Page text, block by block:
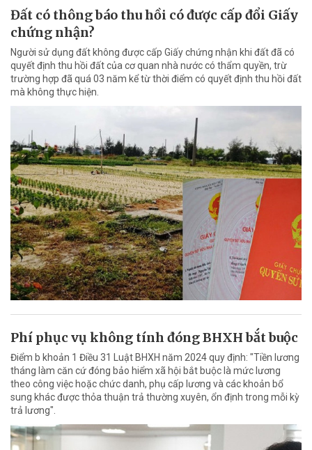
Đất có thông báo thu hồi có được cấp đổi Giấy
chứng nhận?
Người sử dụng đất không được cấp Giấy chứng nhận khi đất đã có
quyết định thu hồi đất của cơ quan nhà nước có thẩm quyền, trừ
trường hợp đã quá 03 năm kể từ thời điểm có quyết định thu hồi đất
mà không thực hiện.
Phí phục vụ không tính đóng BHXH bắt buộc
Điểm b khoản 1 Điều 31 Luật BHXH năm 2024 quy định: "Tiền lương
tháng làm căn cứ đóng bảo hiểm xã hội bắt buộc là mức lương
theo công việc hoặc chức danh, phụ cấp lương và các khoản bổ
sung khác được thỏa thuận trả thường xuyên, ổn định trong mỗi kỳ
trả lương".